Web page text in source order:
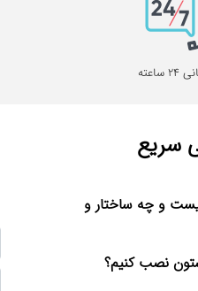
سریع
و چه ساختار و
نصب کنیم؟